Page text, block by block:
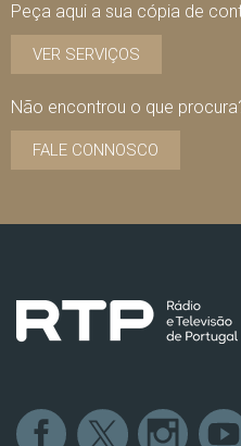
Peça aqui a sua cópia de
VER SERVIÇOS
Não encontrou o que
FALE CONNOSCO